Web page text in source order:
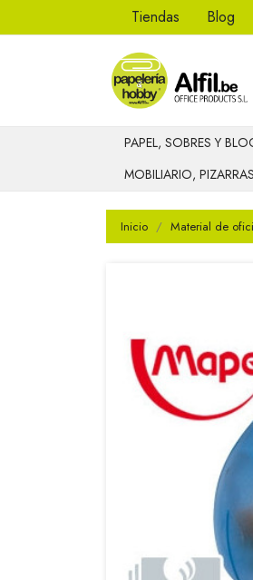
Tiendas Blog
PAPEL, SOBRES Y
MOBILIARIO,
Inicio Material de